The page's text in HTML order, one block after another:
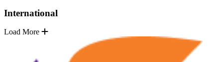
International
Load More